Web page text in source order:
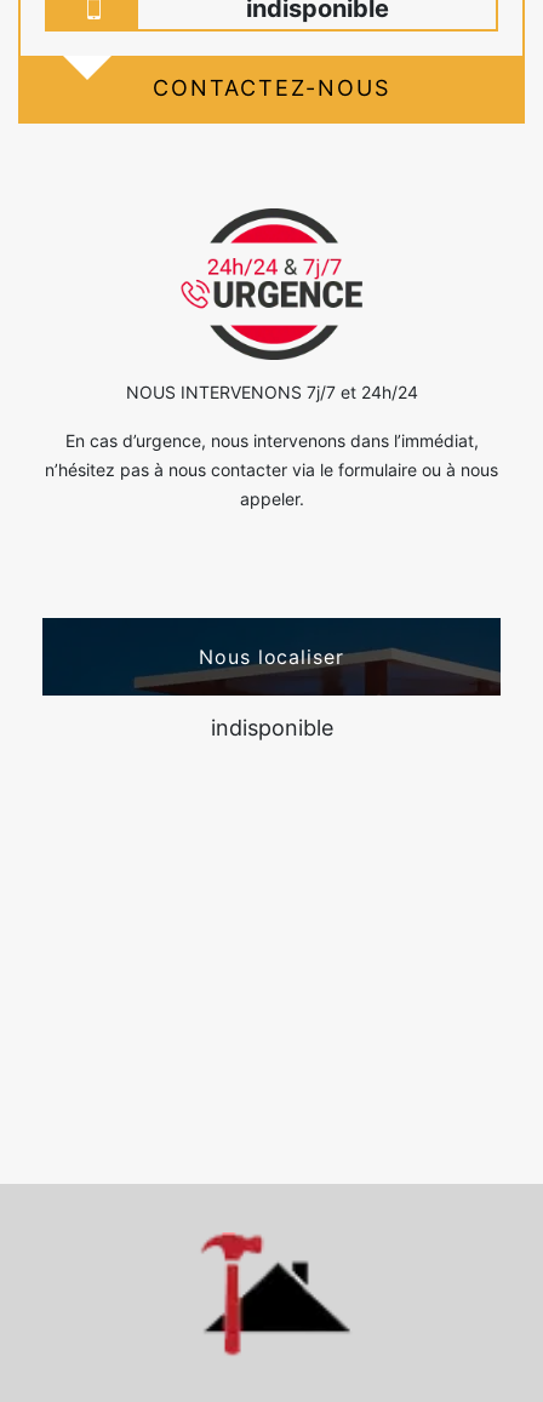
indisponible
CONTACTEZ-NOUS
NOUS INTERVENONS 7j/7 et 24h/24
En cas d’urgence, nous intervenons dans l’immédiat,
n’hésitez pas à nous contacter via le formulaire ou à nous
appeler.
Nous localiser
indisponible